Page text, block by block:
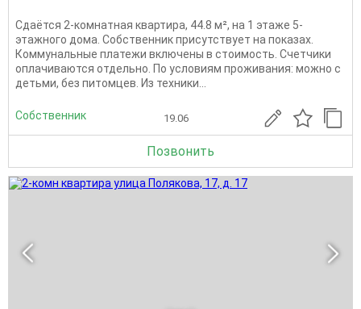
Сдаётся 2-комнатная квартира, 44.8 м², на 1 этаже 5-
этажного дома. Собственник присутствует на показах.
Коммунальные платежи включены в стоимость. Счетчики
оплачиваются отдельно. По условиям проживания: можно с
детьми, без питомцев. Из техники...
Собственник 19.06
Позвонить